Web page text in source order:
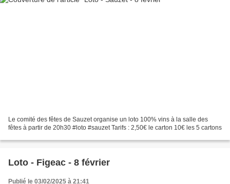
Le comité des fêtes de Sauzet organise un loto 100% vins à la salle des
fêtes à partir de 20h30 #loto #sauzet Tarifs : 2,50€ le carton 10€ les 5 cartons
Loto - Figeac - 8 février
Publié le 03/02/2025 à 21:41